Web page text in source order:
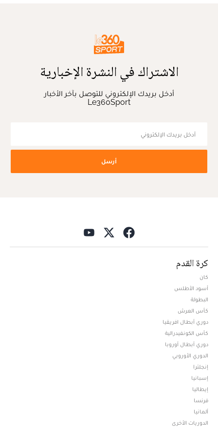
الاشتراك في النشرة الإخبارية
أدخل بريدك الإلكتروني للتوصل بآخر الأخبار
Le360Sport
أرسل
كرة القدم
كان
أسود الأطلس
البطولة
كأس العرش
دوري أبطال افريقيا
كأس الكونفيدرالية
دوري أبطال أوروبا
الدوري الأوروبي
إنجلترا
إسبانيا
إيطاليا
فرنسا
ألمانيا
الدوريات الأخرى